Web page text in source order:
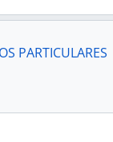
PARTICULARES